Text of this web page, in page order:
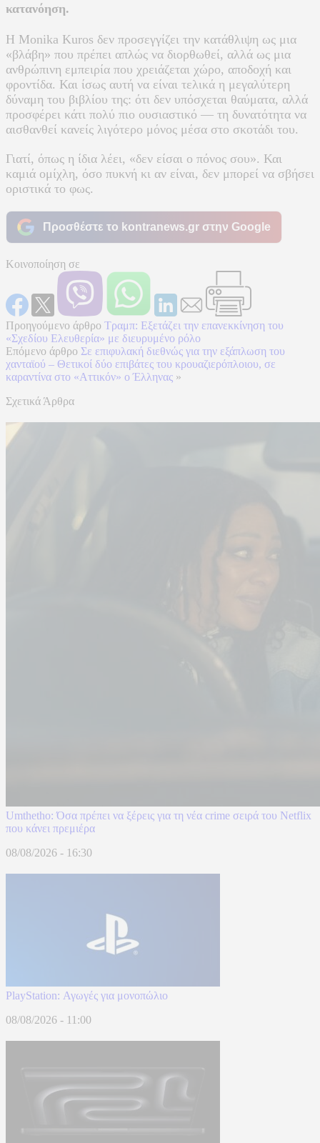
κατανόηση.
Η Monika Kuros δεν προσεγγίζει την κατάθλιψη ως μια
«βλάβη» που πρέπει απλώς να διορθωθεί, αλλά ως μια
ανθρώπινη εμπειρία που χρειάζεται χώρο, αποδοχή και
φροντίδα. Και ίσως αυτή να είναι τελικά η μεγαλύτερη
δύναμη του βιβλίου της: ότι δεν υπόσχεται θαύματα, αλλά
προσφέρει κάτι πολύ πιο ουσιαστικό — τη δυνατότητα να
αισθανθεί κανείς λιγότερο μόνος μέσα στο σκοτάδι του.
Γιατί, όπως η ίδια λέει, «δεν είσαι ο πόνος σου». Και
καμιά ομίχλη, όσο πυκνή κι αν είναι, δεν μπορεί να σβήσει
οριστικά το φως.
Προσθέστε το kontranews.gr στην Google
Κοινοποίηση σε
Προηγούμενο άρθρο Τραμπ: Εξετάζει την επανεκκίνηση του
«Σχεδίου Ελευθερία» με διευρυμένο ρόλο
Επόμενο άρθρο Σε επιφυλακή διεθνώς για την εξάπλωση του
χανταϊού – Θετικοί δύο επιβάτες του κρουαζιερόπλοιου, σε
καραντίνα στο «Αττικόν» ο Έλληνας »
Σχετικά Άρθρα
Umthetho: Όσα πρέπει να ξέρεις για τη νέα crime σειρά του Netflix
που κάνει πρεμιέρα
08/08/2026 - 16:30
PlayStation: Αγωγές για μονοπώλιο
08/08/2026 - 11:00